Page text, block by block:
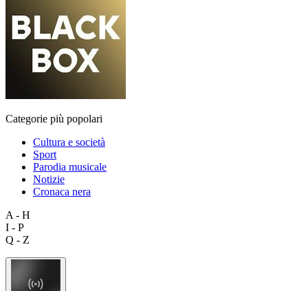
Categorie più popolari
Cultura e società
Sport
Parodia musicale
Notizie
Cronaca nera
A - H
I - P
Q - Z